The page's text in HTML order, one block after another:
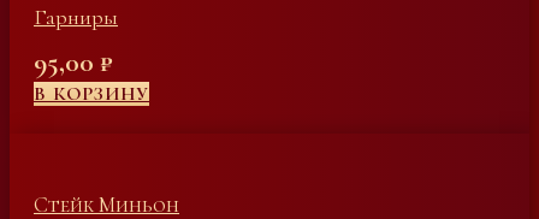
Гарниры
95,00 ₽
В КОРЗИНУ
Стейк Миньон